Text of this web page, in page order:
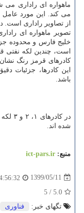
ماهواره ای راداری می
می کند. این مورد عامل
از تصاویر راداری است.
خلیج فارس و محدوده
است، چندین لکه نفتی
کادرهای قرمز رنگ
این کادرها، جزئیات
باشد.
شده اند.
منبع: ict-pars.ir
1399/05/11
5.0
/
5
تگهای خبر:
فناوری